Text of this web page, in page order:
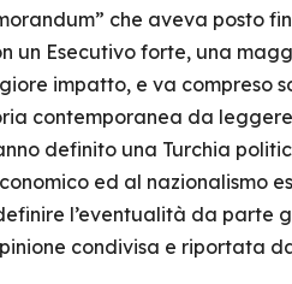
che aveva posto
un Esecutivo forte, una
impatto, e va compreso
contemporanea da
definito una Turchia
ed al nazionalismo
l’eventualità da parte
condivisa e riportata